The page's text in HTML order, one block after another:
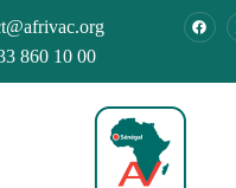
860 10 00